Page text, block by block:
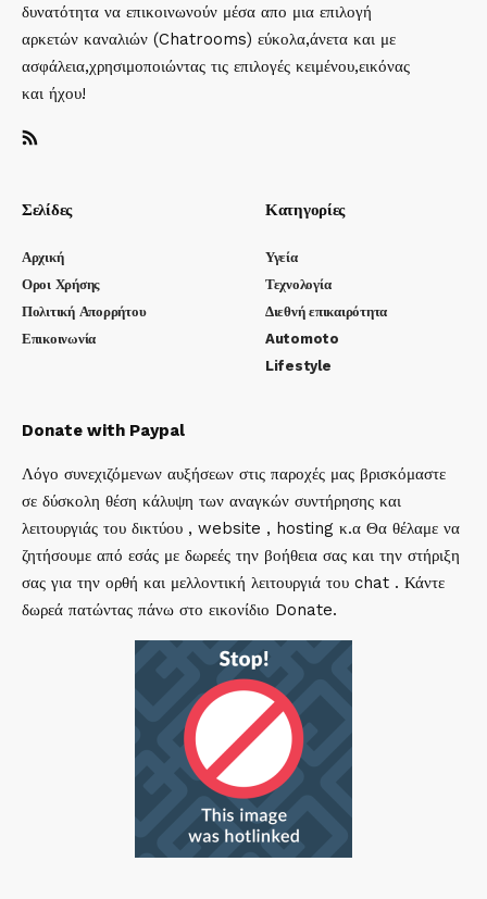
δυνατότητα να επικοινωνούν μέσα απο μια επιλογή
αρκετών καναλιών (Chatrooms) εύκολα,άνετα και με
ασφάλεια,χρησιμοποιώντας τις επιλογές κειμένου,εικόνας
και ήχου!
Σελίδες
Αρχική
Οροι Χρήσης
Πολιτική Απορρήτου
Επικοινωνία
Κατηγορίες
Υγεία
Τεχνολογία
Διεθνή επικαιρότητα
Automoto
Lifestyle
Donate with Paypal
Λόγο συνεχιζόμενων αυξήσεων στις παροχές μας βρισκόμαστε
σε δύσκολη θέση κάλυψη των αναγκών συντήρησης και
λειτουργιάς του δικτύου , website , hosting κ.α Θα θέλαμε να
ζητήσουμε από εσάς με δωρεές την βοήθεια σας και την στήριξη
σας για την ορθή και μελλοντική λειτουργιά του chat . Κάντε
δωρεά πατώντας πάνω στο εικονίδιο Donate.